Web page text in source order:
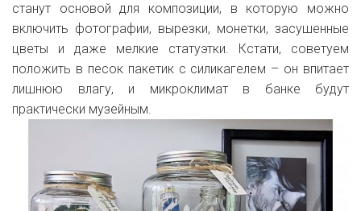
станут основой для композиции, в которую можно
включить фотографии, вырезки, монетки, засушенные
цветы и даже мелкие статуэтки. Кстати, советуем
положить в песок пакетик с силикагелем – он впитает
лишнюю влагу, и микроклимат в банке будут
практически музейным.